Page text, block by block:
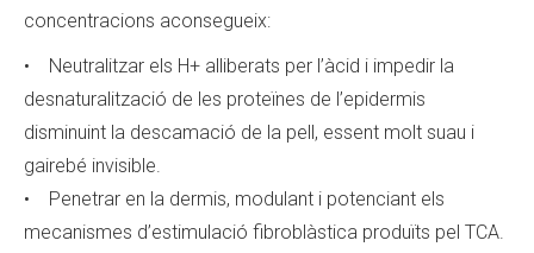
concentracions aconsegueix:
• Neutralitzar els H+ alliberats per l’àcid i impedir la
desnaturalització de les proteïnes de l’epidermis
disminuint la descamació de la pell, essent molt suau i
gairebé invisible.
• Penetrar en la dermis, modulant i potenciant els
mecanismes d’estimulació fibroblàstica produïts pel TCA.